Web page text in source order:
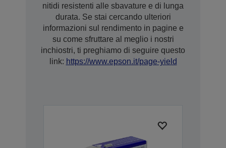
nitidi resistenti alle sbavature e di lunga
durata. Se stai cercando ulteriori
informazioni sul rendimento in pagine e
su come sfruttare al meglio i nostri
inchiostri, ti preghiamo di seguire questo
link: https://www.epson.it/page-yield